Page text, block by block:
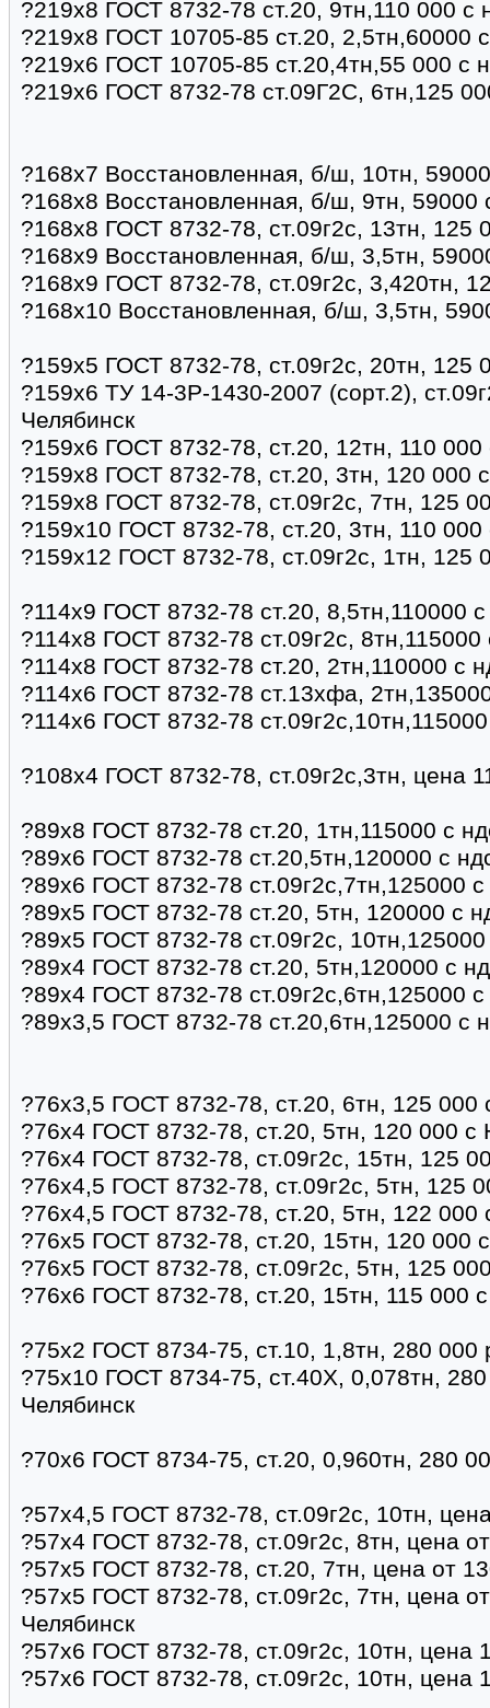
?219х8 ГОСТ 8732-78 ст.20, 9тн,110 000 с
?219х8 ГОСТ 10705-85 ст.20, 2,5тн,60000
?219х6 ГОСТ 10705-85 ст.20,4тн,55 000 с
?219х6 ГОСТ 8732-78 ст.09Г2С, 6тн,125
?168х7 Восстановленная, б/ш, 10тн,
?168х8 Восстановленная, б/ш, 9тн, 59000
?168х8 ГОСТ 8732-78, ст.09г2с, 13тн, 125
?168х9 Восстановленная, б/ш, 3,5тн,
?168х9 ГОСТ 8732-78, ст.09г2с, 3,420тн,
?168х10 Восстановленная, б/ш, 3,5тн,
?159х5 ГОСТ 8732-78, ст.09г2с, 20тн, 125
?159х6 ТУ 14-3Р-1430-2007 (сорт.2),
Челябинск
?159х6 ГОСТ 8732-78, ст.20, 12тн, 110
?159х8 ГОСТ 8732-78, ст.20, 3тн, 120 000
?159х8 ГОСТ 8732-78, ст.09г2с, 7тн, 125
?159х10 ГОСТ 8732-78, ст.20, 3тн, 110
?159х12 ГОСТ 8732-78, ст.09г2с, 1тн, 125
?114х9 ГОСТ 8732-78 ст.20, 8,5тн,110000
?114х8 ГОСТ 8732-78 ст.09г2с, 8тн,115000
?114х8 ГОСТ 8732-78 ст.20, 2тн,110000 с
?114х6 ГОСТ 8732-78 ст.13хфа,
?114х6 ГОСТ 8732-78
?108х4 ГОСТ 8732-78, ст.09г2с,3тн, цена
?89х8 ГОСТ 8732-78 ст.20, 1тн,115000 с
?89х6 ГОСТ 8732-78 ст.20,5тн,120000 с
?89х6 ГОСТ 8732-78 ст.09г2с,7тн,125000
?89х5 ГОСТ 8732-78 ст.20, 5тн, 120000 с
?89х5 ГОСТ 8732-78 ст.09г2с,
?89х4 ГОСТ 8732-78 ст.20, 5тн,120000 с
?89х4 ГОСТ 8732-78 ст.09г2с,6тн,125000
?89х3,5 ГОСТ 8732-78 ст.20,6тн,125000 с
?76х3,5 ГОСТ 8732-78, ст.20, 6тн, 125
?76х4 ГОСТ 8732-78, ст.20, 5тн, 120 000
?76х4 ГОСТ 8732-78, ст.09г2с, 15тн, 125
?76х4,5 ГОСТ 8732-78, ст.09г2с, 5тн, 125
?76х4,5 ГОСТ 8732-78, ст.20, 5тн, 122
?76х5 ГОСТ 8732-78, ст.20, 15тн, 120 000
?76х5 ГОСТ 8732-78, ст.09г2с, 5тн, 125
?76х6 ГОСТ 8732-78, ст.20, 15тн, 115 000
?75х2 ГОСТ 8734-75, ст.10, 1,8тн, 280
?75х10 ГОСТ 8734-75, ст.40Х, 0,078тн,
Челябинск
?70х6 ГОСТ 8734-75, ст.20, 0,960тн, 280
?57х4,5 ГОСТ 8732-78, ст.09г2с, 10тн,
?57х4 ГОСТ 8732-78, ст.09г2с, 8тн, цена
?57х5 ГОСТ 8732-78, ст.20, 7тн, цена от
?57х5 ГОСТ 8732-78, ст.09г2с, 7тн, цена
Челябинск
?57х6 ГОСТ 8732-78, ст.09г2с, 10тн, цена
?57х6 ГОСТ 8732-78, ст.09г2с, 10тн, цена